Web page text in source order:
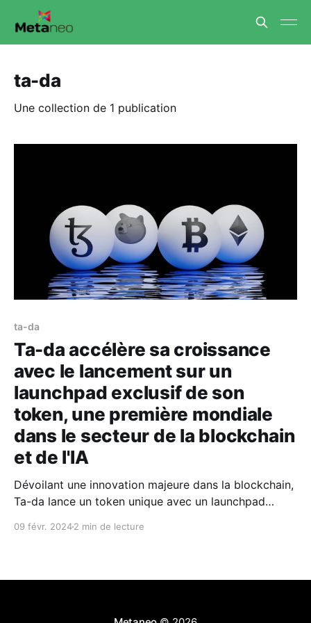
ta-da
Une collection de 1 publication
ta-da
Ta-da accélère sa croissance
avec le lancement sur un
launchpad exclusif de son
token, une première mondiale
dans le secteur de la blockchain
et de l'IA
Dévoilant une innovation majeure dans la blockchain,
Ta-da lance un token unique avec un launchpad
09 févr. 20242 min de lecture